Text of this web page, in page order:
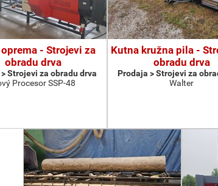
- Strojevi za
obradu drva
Strojevi za obradu drva
Procesor SSP-48
Kutna kružna pila -
obradu drva
Prodaja > Strojevi za
Walter